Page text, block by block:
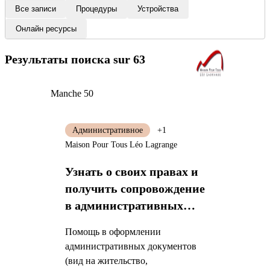
Все записи Процедуры Устройства
Онлайн ресурсы
Результаты поиска sur 63
Manche 50
Узнать о своих правах и
получить сопровождение
в административных
Помощь в оформлении
административных документов
(вид на жительство,
Административное
+1
Maison Pour Tous Léo Lagrange